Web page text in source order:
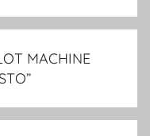
MACHINE
”